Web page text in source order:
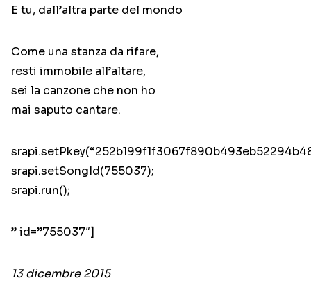
E tu, dall’altra parte del mondo
Come una stanza da rifare,
resti immobile all’altare,
sei la canzone che non ho
mai saputo cantare.
srapi.setSongId(755037);
srapi.run();
” id=”755037″]
13 dicembre 2015